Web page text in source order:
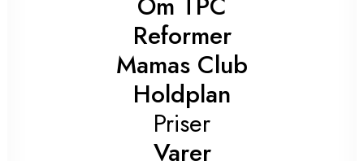
Reformer
Mamas Club
Holdplan
Priser
Varer
            Filtre
FREDAG
AUG 7